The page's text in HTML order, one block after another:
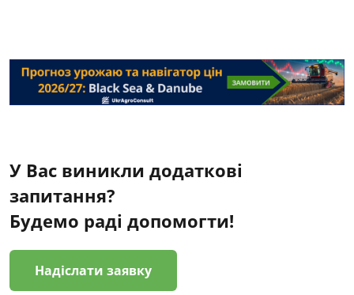
У Вас виникли додаткові
запитання?
Будемо раді допомогти!
Надіслати заявку